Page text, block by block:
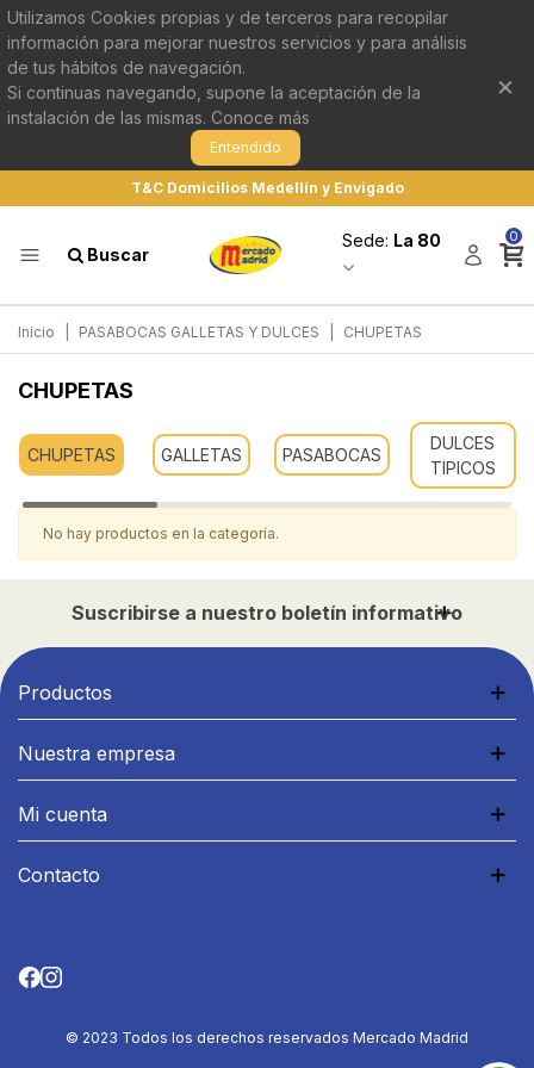
Utilizamos Cookies propias y de terceros para recopilar
información para mejorar nuestros servicios y para análisis
de tus hábitos de navegación.
Si continuas navegando, supone la aceptación de la
instalación de las mismas. Conoce más
Entendido
×
T&C Domicilios Medellín y Envigado
Buscar
Sede: La 80 0
Inicio PASABOCAS GALLETAS Y DULCES CHUPETAS
CHUPETAS
CHUPETAS GALLETAS PASABOCAS
DULCES
TIPICOS
No hay productos en la categoría.
Suscribirse a nuestro boletín informativo
Productos
Nuestra empresa
Mi cuenta
Contacto
© 2023 Todos los derechos reservados Mercado Madrid